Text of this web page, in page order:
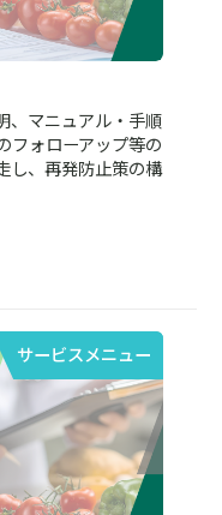
、マニュアル・手順
フォローアップ等の
し、再発防止策の構
サービスメニュー